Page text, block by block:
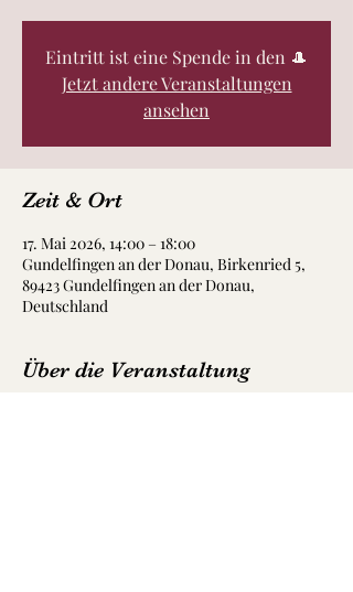
Eintritt ist eine Spende in den 🎩
Jetzt andere Veranstaltungen
ansehen
Zeit & Ort
17. Mai 2026, 14:00 – 18:00
Gundelfingen an der Donau, Birkenried 5,
89423 Gundelfingen an der Donau,
Deutschland
Über die Veranstaltung